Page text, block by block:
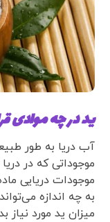
ید در چه موادی
آب دریا به طور
موجوداتی که در
موجودات دریایی
به چه اندازه
میزان ید مورد